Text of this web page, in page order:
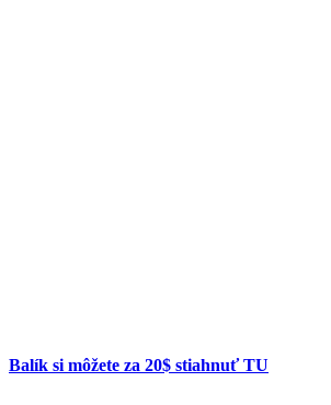
Balík si môžete za 20$ stiahnuť TU